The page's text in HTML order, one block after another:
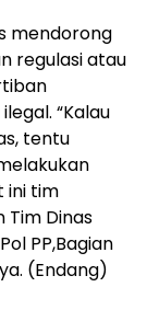
mendorong
regulasi atau
“Kalau
tentu
ini tim
Tim Dinas
PP,Bagian
(Endang)